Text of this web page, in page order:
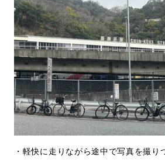
・軽快に走りながら途中で写真を撮り